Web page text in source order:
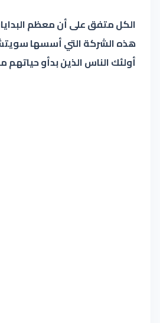
الكل متفق على أن معظم
أولئك الناس الذين بدأو